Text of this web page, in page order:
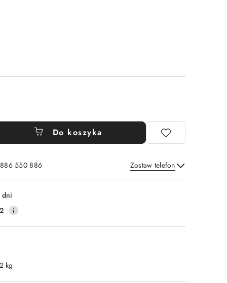
Do koszyka
550 886 Zostaw telefon
Wyślij
dni
kg